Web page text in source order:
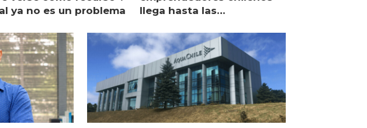
ya no es un problema
llega hasta las
Escocia